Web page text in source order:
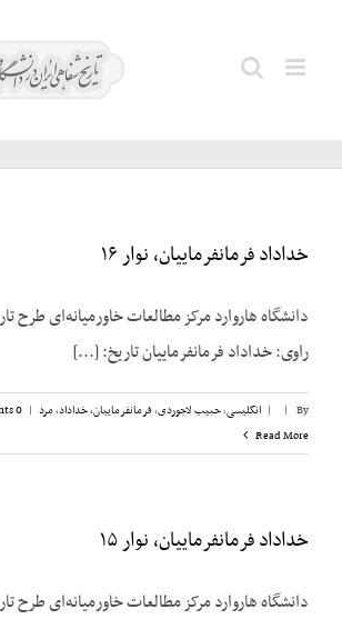
میلادی؛
خداداد فرمانفرماییان، نوار ۱۶
دانشگاه هاروارد مرکز مطالعات خاورمیانه‌ای طرح
راوی: خداداد فرمانفرماییان تاریخ: [...]
By
|
| انگلیسی,حبیب لاجوردی,فرمانفرماییان، خداداد,مرد |
0 Comments
Read More
خداداد فرمانفرماییان، نوار ۱۵
دانشگاه هاروارد مرکز مطالعات خاورمیانه‌ای طرح